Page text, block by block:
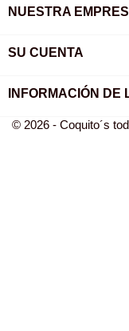
NUESTRA
SU CUENTA
INFORMACIÓN DE
© 2026 - Coquito´s